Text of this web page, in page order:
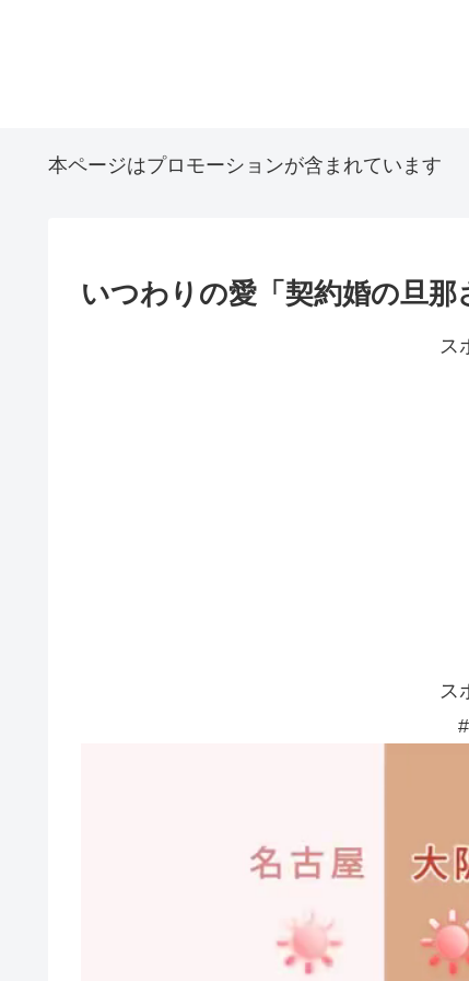
本ページはプロモーションが含まれています
いつわりの愛「契約婚の旦
ス
ス